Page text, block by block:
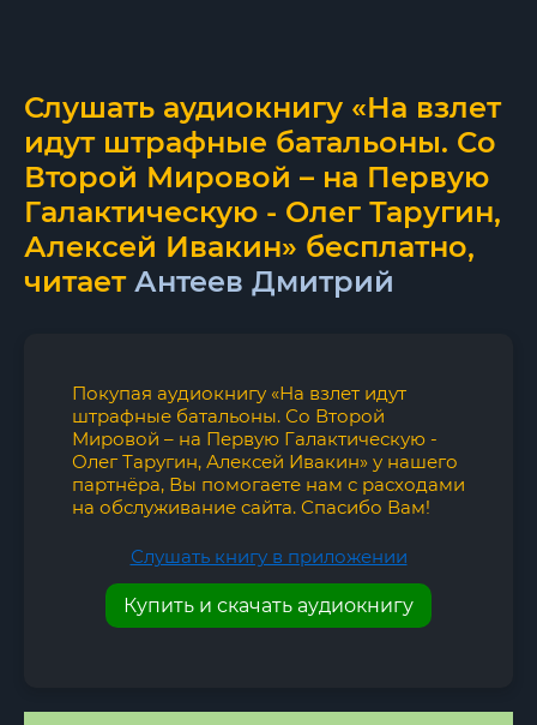
Слушать аудиокнигу «На взлет
идут штрафные батальоны. Со
Второй Мировой – на Первую
Галактическую - Олег Таругин,
Алексей Ивакин» бесплатно,
читает Антеев Дмитрий
Покупая аудиокнигу «На взлет идут
штрафные батальоны. Со Второй
Мировой – на Первую Галактическую -
Олег Таругин, Алексей Ивакин» у нашего
партнёра, Вы помогаете нам с расходами
на обслуживание сайта. Спасибо Вам!
Слушать книгу в приложении
Купить и скачать аудиокнигу